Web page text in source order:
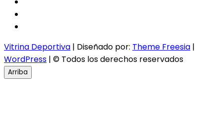
Vitrina Deportiva | Diseñado por: Theme Freesia |
WordPress | © Todos los derechos reservados
Arriba